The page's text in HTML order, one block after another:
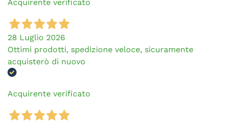
Acquirente verificato
28 Luglio 2026
Ottimi prodotti, spedizione veloce, sicuramente
acquisterò di nuovo
Acquirente verificato